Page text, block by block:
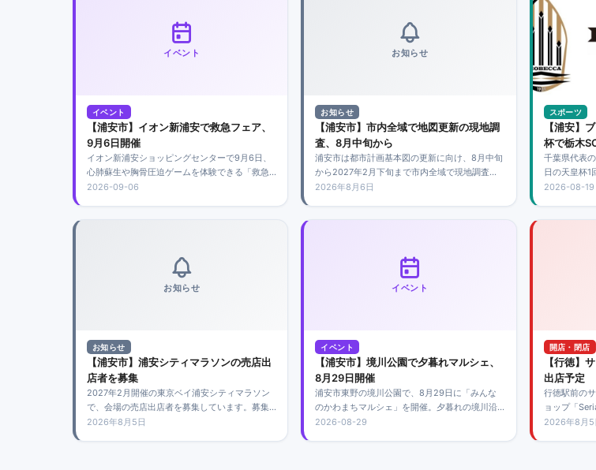
イベント
イベント
【浦安市】イオン新浦安で救急フェア、
9月6日開催
イオン新浦安ショッピングセンターで9月6日、
心肺蘇生や胸骨圧迫ゲームを体験できる「救急
フェア」を開催。参加無料・申込不要で、消防
2026-09-06
お知らせ
お知らせ
【浦安市】市内全域で地図更新の現地調
査、8月中旬から
浦安市は都市計画基本図の更新に向け、8月中旬
から2027年2月下旬まで市内全域で現地調査を
実施します。調査員は腕章と身分証明書を携帯
2026年8月6日
スポーツ
【浦安】
杯で栃木
千葉県代表
日の天皇杯1
会場は宇都
2026-08-19
お知らせ
お知らせ
【浦安市】浦安シティマラソンの売店出
店者を募集
2027年2月開催の東京ベイ浦安シティマラソン
で、会場の売店出店者を募集しています。募集
は5店舗程度で、市内事業者を優先。申し込みは
2026年8月5日
イベント
イベント
【浦安市】境川公園で夕暮れマルシェ、
8月29日開催
浦安市東野の境川公園で、8月29日に「みんな
のかわまちマルシェ」を開催。夕暮れの境川沿
いで、キッチンカーや子ども縁日、フリーマー
2026-08-29
開店・閉店
【行徳】
出店予定
行徳駅前の
ョップ「
予定です。
2026年8月5